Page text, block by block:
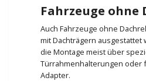
Fahrzeuge ohne
Auch Fahrzeuge ohne
mit Dachträgern
die Montage meist über
Türrahmenhalterungen oder
Adapter.